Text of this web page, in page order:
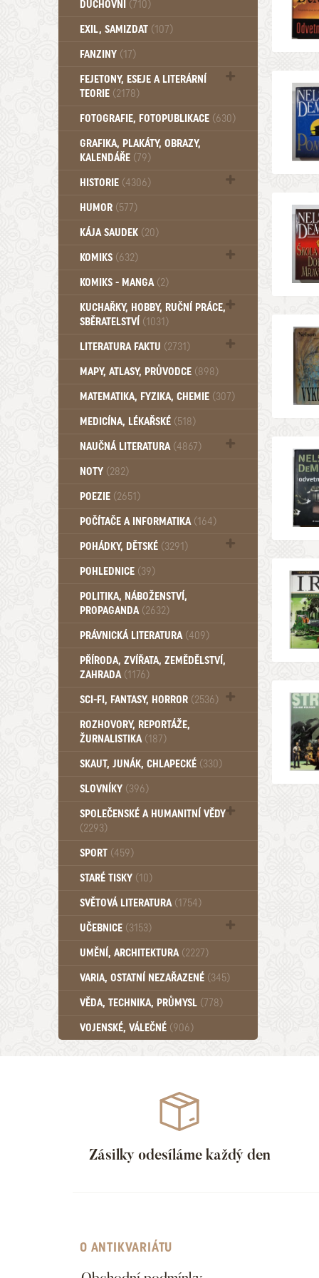
DUCHOVNÍ (710)
Okultismus (110)
EXIL, SAMIZDAT (107)
FANZINY (17)
FEJETONY, ESEJE A LITERÁRNÍ
TEORIE (2178)
Citáty, aforismy, snáře, přísloví,
FOTOGRAFIE, FOTOPUBLIKACE (630)
GRAFIKA, PLAKÁTY, OBRAZY,
KALENDÁŘE (79)
HISTORIE (4306)
Mytologie, Mýty, Báje, Pověsti (203)
HUMOR (577)
KÁJA SAUDEK (20)
KOMIKS (632)
Komiks - Čtyřlístek (234)
KOMIKS - MANGA (2)
KUCHAŘKY, HOBBY, RUČNÍ PRÁCE,
SBĚRATELSTVÍ (1031)
Dům a byt (102)
LITERATURA FAKTU (2731)
Katalogy (503)
MAPY, ATLASY, PRŮVODCE (898)
MATEMATIKA, FYZIKA, CHEMIE (307)
MEDICÍNA, LÉKAŘSKÉ (518)
NAUČNÁ LITERATURA (4867)
Zdraví a zdraví životní styl (510)
NOTY (282)
POEZIE (2651)
POČÍTAČE A INFORMATIKA (164)
POHÁDKY, DĚTSKÉ (3291)
Pro děti a mládež (2887)
Pohádky, Dětské - Od roku 1949 (257)
POHLEDNICE (39)
POLITIKA, NÁBOŽENSTVÍ,
PROPAGANDA (2632)
PRÁVNICKÁ LITERATURA (409)
PŘÍRODA, ZVÍŘATA, ZEMĚDĚLSTVÍ,
ZAHRADA (1176)
SCI-FI, FANTASY, HORROR (2536)
UFO (14)
ROZHOVORY, REPORTÁŽE,
ŽURNALISTIKA (187)
SKAUT, JUNÁK, CHLAPECKÉ (330)
SLOVNÍKY (396)
SPOLEČENSKÉ A HUMANITNÍ VĚDY
(2293)
Pedagogika (191)
Psychologie a osobní rozvoj (762)
SPORT (459)
STARÉ TISKY (10)
SVĚTOVÁ LITERATURA (1754)
UČEBNICE (3153)
Učebnice - Jazykové (1297)
Učebnice - VŠ (259)
Učebnice - ZŠ (556)
Učebnice - Ostatní (499)
UMĚNÍ, ARCHITEKTURA (2227)
VARIA, OSTATNÍ NEZAŘAZENÉ (345)
VĚDA, TECHNIKA, PRŮMYSL (778)
VOJENSKÉ, VÁLEČNÉ (906)
Zásilky odesíláme každý den
O ANTIKVARIÁTU